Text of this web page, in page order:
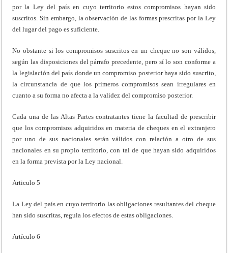
por la Ley del país en cuyo territorio estos compromisos hayan sido
suscritos. Sin embargo, la observación de las formas prescritas por la Ley
del lugar del pago es suficiente.
No obstante si los compromisos suscritos en un cheque no son válidos,
según las disposiciones del párrafo precedente, pero sí lo son conforme a
la legislación del país donde un compromiso posterior haya sido suscrito,
la circunstancia de que los primeros compromisos sean irregulares en
cuanto a su forma no afecta a la validez del compromiso posterior.
Cada una de las Altas Partes contratantes tiene la facultad de prescribir
que los compromisos adquiridos en materia de cheques en el extranjero
por uno de sus nacionales serán válidos con relación a otro de sus
nacionales en su propio territorio, con tal de que hayan sido adquiridos
en la forma prevista por la Ley nacional.
Articulo 5
La Ley del país en cuyo territorio las obligaciones resultantes del cheque
han sido suscritas, regula los efectos de estas obligaciones.
Artículo 6